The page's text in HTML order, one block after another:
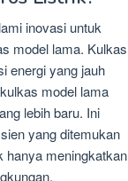
inovasi untuk
model lama. Kulkas
energi yang jauh
model lama
lebih baru. Ini
yang ditemukan
hanya meningkatkan